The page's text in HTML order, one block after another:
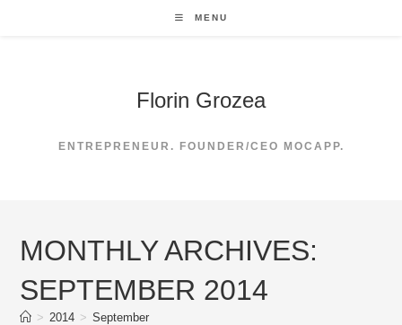
MENU
Florin Grozea
ENTREPRENEUR. FOUNDER/CEO MOCAPP.
MONTHLY ARCHIVES:
SEPTEMBER 2014
> 2014 > September